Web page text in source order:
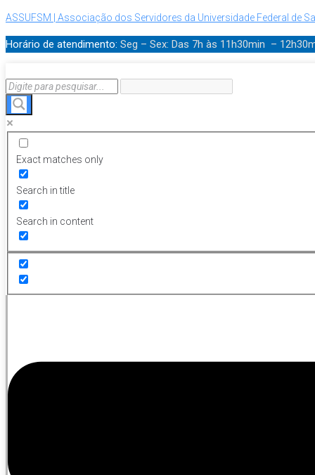
ASSUFSM | Associação dos Servidores da Universidade Federal de
Horário de atendimento: Seg – Sex: Das 7h às 11h30min –
Exact matches only
Search in title
Search in content